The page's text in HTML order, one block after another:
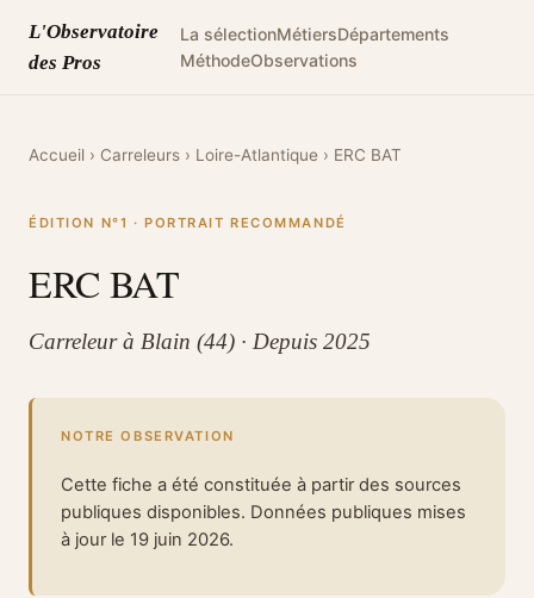
L'Observatoire
des Pros
La sélectionMétiersDépartements
MéthodeObservations
Accueil › Carreleurs › Loire-Atlantique › ERC BAT
ÉDITION N°1 · PORTRAIT RECOMMANDÉ
ERC BAT
Carreleur à Blain (44) · Depuis 2025
NOTRE OBSERVATION
Cette fiche a été constituée à partir des sources
publiques disponibles. Données publiques mises
à jour le 19 juin 2026.